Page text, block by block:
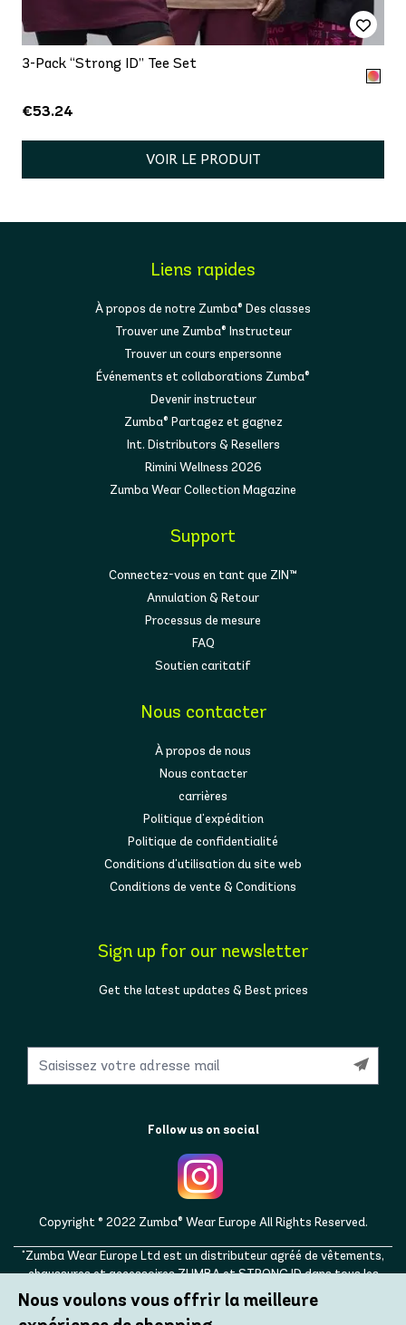
3-Pack “Strong ID” Tee Set
€53.24
VOIR LE PRODUIT
Liens rapides
À propos de notre Zumba® Des classes
Trouver une Zumba® Instructeur
Trouver un cours enpersonne
Événements et collaborations Zumba®
Devenir instructeur
Zumba® Partagez et gagnez
Int. Distributors & Resellers
Rimini Wellness 2026
Zumba Wear Collection Magazine
Support
Connectez-vous en tant que ZIN™
Annulation & Retour
Processus de mesure
FAQ
Soutien caritatif
Nous contacter
À propos de nous
Nous contacter
carrières
Politique d'expédition
Politique de confidentialité
Conditions d'utilisation du site web
Conditions de vente & Conditions
Sign up for our newsletter
Get the latest updates & Best prices
Follow us on social
Copyright © 2022 Zumba® Wear Europe All Rights Reserved.
"Zumba Wear Europe Ltd est un distributeur agréé de vêtements,
chaussures et accessoires ZUMBA et STRONG ID dans tous les
pays européens, ainsi qu'au Royaume-Uni, en Norvège, en Suisse, en
Islande, en Ukraine, en Moldavie, en Turquie, en Russie. ZUMBA,
Nous voulons vous offrir la meilleure